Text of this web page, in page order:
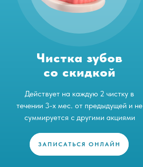
Чистка зубов
со скидкой
Действует на каждую 2 чистку в
течении 3-х мес. от предыдущей и не
суммируется с другими акциями
ЗАПИСАТЬСЯ ОНЛАЙН